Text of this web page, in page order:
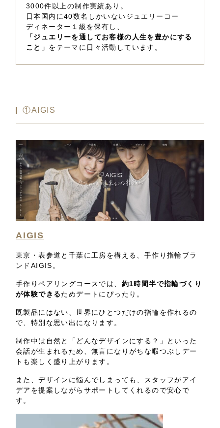
3000件以上の制作実績あり。
日本国内に40数名しかいないジュエリーコー
ディネーター１級を保有し、
「ジュエリーを通してお客様の人生を豊かにする
こと」 をテーマに日々活動しています。
①AIGIS
AIGIS
東京・表参道と千葉に工房を構える、手作り指輪ブラ
ンドAIGIS。
手作りペアリングコースでは、 約1時間半で指輪づくり
が体験できるためデートにぴったり。
既製品にはない、世界にひとつだけの指輪を作れるの
で、特別な思い出になります。
制作中は自然と「どんなデザインにする？」といった
会話が生まれるため、無言になりがちな暇つぶしデー
トも楽しく盛り上がります。
また、デザインに悩んでしまっても、スタッフがアイ
デアを提案しながらサポートしてくれるので安心で
す。